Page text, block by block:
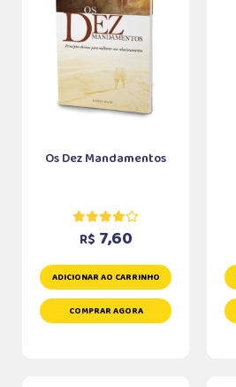
Os Dez Mandamentos
R$ 7,60
ADICIONAR AO CARRINHO
COMPRAR AGORA